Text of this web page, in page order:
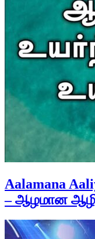
Aalamana
– ஆழமான